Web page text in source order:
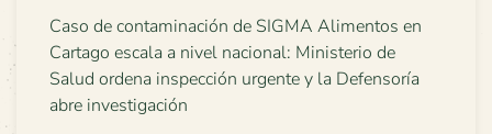
Caso de contaminación de SIGMA Alimentos en
Cartago escala a nivel nacional: Ministerio de
Salud ordena inspección urgente y la Defensoría
abre investigación